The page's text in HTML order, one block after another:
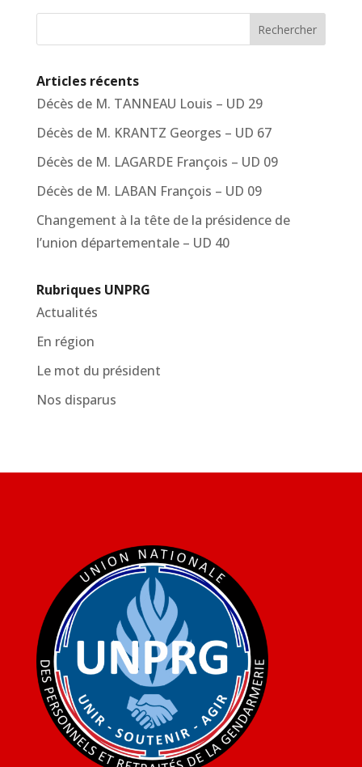
Rechercher
Articles récents
Décès de M. TANNEAU Louis – UD 29
Décès de M. KRANTZ Georges – UD 67
Décès de M. LAGARDE François – UD 09
Décès de M. LABAN François – UD 09
Changement à la tête de la présidence de
l’union départementale – UD 40
Rubriques UNPRG
Actualités
En région
Le mot du président
Nos disparus